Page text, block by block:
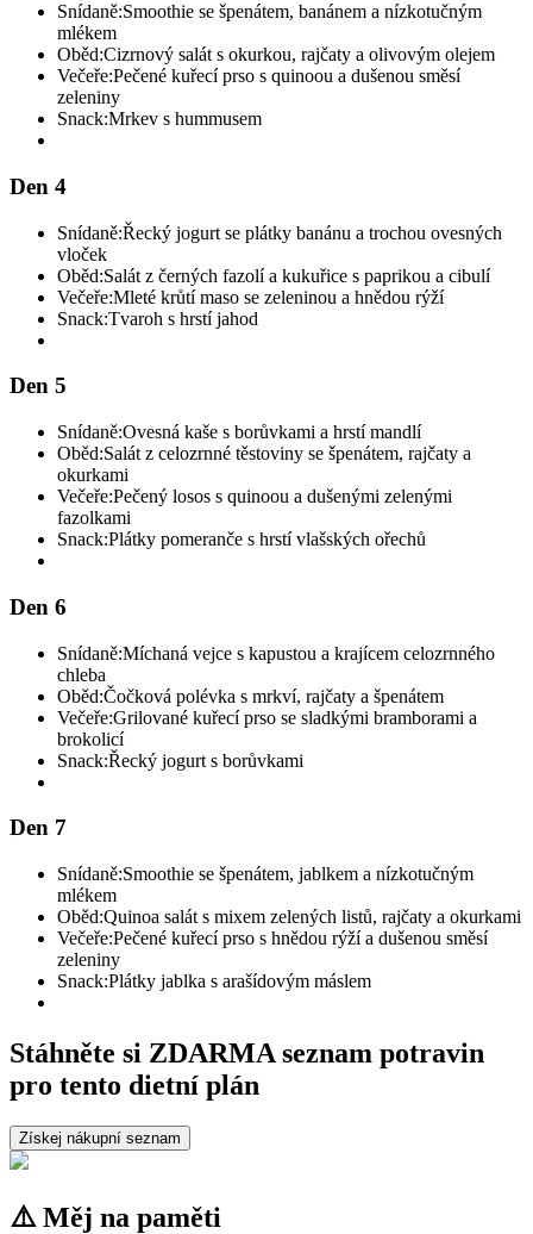
Snídaně:Smoothie se špenátem, banánem a nízkotučným
mlékem
Oběd:Cizrnový salát s okurkou, rajčaty a olivovým olejem
Večeře:Pečené kuřecí prso s quinoou a dušenou směsí
zeleniny
Snack:Mrkev s hummusem
Den 4
Snídaně:Řecký jogurt se plátky banánu a trochou ovesných
vloček
Oběd:Salát z černých fazolí a kukuřice s paprikou a cibulí
Večeře:Mleté krůtí maso se zeleninou a hnědou rýží
Snack:Tvaroh s hrstí jahod
Den 5
Snídaně:Ovesná kaše s borůvkami a hrstí mandlí
Oběd:Salát z celozrnné těstoviny se špenátem, rajčaty a
okurkami
Večeře:Pečený losos s quinoou a dušenými zelenými
fazolkami
Snack:Plátky pomeranče s hrstí vlašských ořechů
Den 6
Snídaně:Míchaná vejce s kapustou a krajícem celozrnného
chleba
Oběd:Čočková polévka s mrkví, rajčaty a špenátem
Večeře:Grilované kuřecí prso se sladkými bramborami a
brokolicí
Snack:Řecký jogurt s borůvkami
Den 7
Snídaně:Smoothie se špenátem, jablkem a nízkotučným
mlékem
Oběd:Quinoa salát s mixem zelených listů, rajčaty a okurkami
Večeře:Pečené kuřecí prso s hnědou rýží a dušenou směsí
zeleniny
Snack:Plátky jablka s arašídovým máslem
Stáhněte si ZDARMA seznam potravin
pro tento dietní plán
Získej nákupní seznam
⚠️ Měj na paměti